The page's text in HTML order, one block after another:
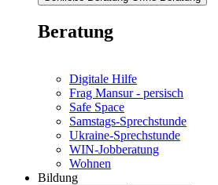
Beratung
Digitale Hilfe
Frag Mansur - persisch
Safe Space
Samstags-Sprechstunde
Ukraine-Sprechstunde
WIN-Jobberatung
Wohnen
Bildung